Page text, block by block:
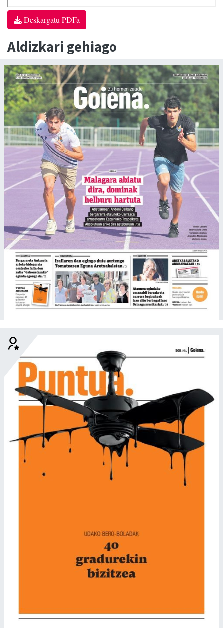
Deskargatu PDFa
Aldizkari gehiago